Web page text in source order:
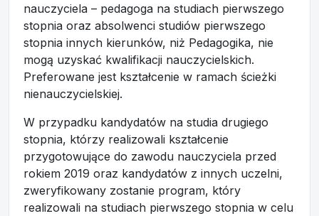
nauczyciela – pedagoga na studiach pierwszego
stopnia oraz absolwenci studiów pierwszego
stopnia innych kierunków, niż Pedagogika, nie
mogą uzyskać kwalifikacji nauczycielskich.
Preferowane jest kształcenie w ramach ścieżki
nienauczycielskiej.
W przypadku kandydatów na studia drugiego
stopnia, którzy realizowali kształcenie
przygotowujące do zawodu nauczyciela przed
rokiem 2019 oraz kandydatów z innych uczelni,
zweryfikowany zostanie program, który
realizowali na studiach pierwszego stopnia w celu